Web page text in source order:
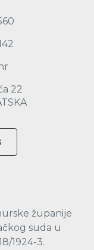
22
županije
suda u
1924-3.